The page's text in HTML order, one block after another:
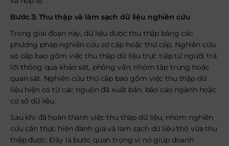
Bước 3: Thu thập và làm sạch dữ liệu nghiên cứu
Trong giai đoạn này, dữ liệu được thu thập bằng các
phương pháp nghiên cứu sơ cấp hoặc thứ cấp. Nghiên cứu
sơ cấp bao gồm việc thu thập dữ liệu trực tiếp từ người trả
lời thông qua khảo sát, phỏng vấn, nhóm tập trung hoặc
quan sát. Nghiên cứu thứ cấp bao gồm việc thu thập dữ
liệu hiện có từ các nguồn đã xuất bản, báo cáo ngành hoặc
cơ sở dữ liệu.
Sau khi đã hoàn thành việc thu thập dữ liệu, nhóm nghiên
cứu cần thực hiện đánh giá và làm sạch dữ liệu thô vừa thu
thập được. Đây là bước quan trọng vì nó giúp doanh